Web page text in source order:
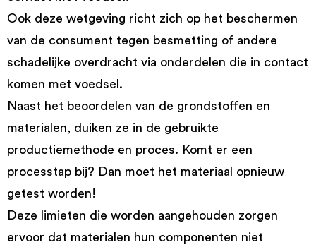
Ook deze wetgeving richt zich op het beschermen
van de consument tegen besmetting of andere
schadelijke overdracht via onderdelen die in contact
komen met voedsel.
Naast het beoordelen van de grondstoffen en
materialen, duiken ze in de gebruikte
productiemethode en proces. Komt er een
processtap bij? Dan moet het materiaal opnieuw
getest worden!
Deze limieten die worden aangehouden zorgen
ervoor dat materialen hun componenten niet